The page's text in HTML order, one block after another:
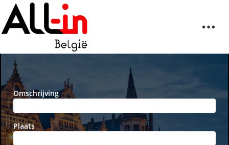
Omschrijving
Plaats